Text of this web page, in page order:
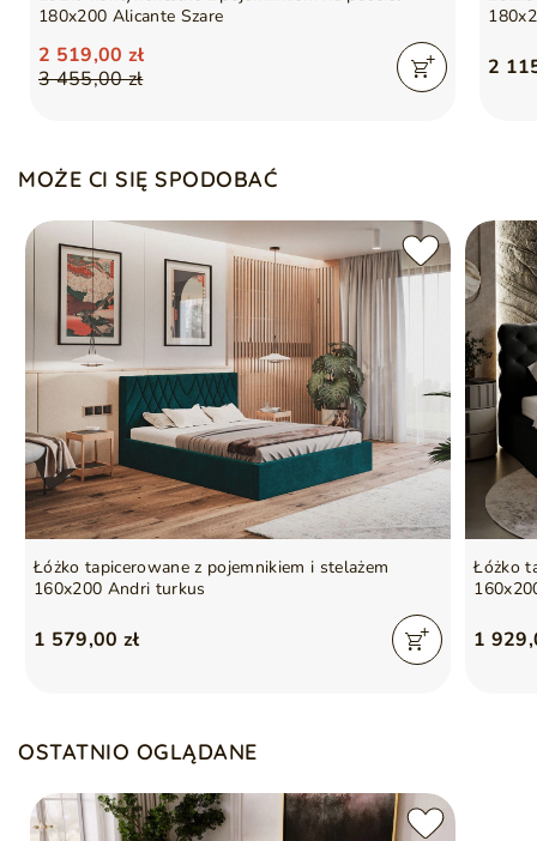
180x200 Alicante Szare
3 455,00 zł
2 519,00 zł 2
MOŻE CI SIĘ SPODOBAĆ
Łóżko tapicerowane z pojemnikiem i stelażem
160x200 Andri turkus
1 579,00 zł
Łóżko
1
OSTATNIO OGLĄDANE